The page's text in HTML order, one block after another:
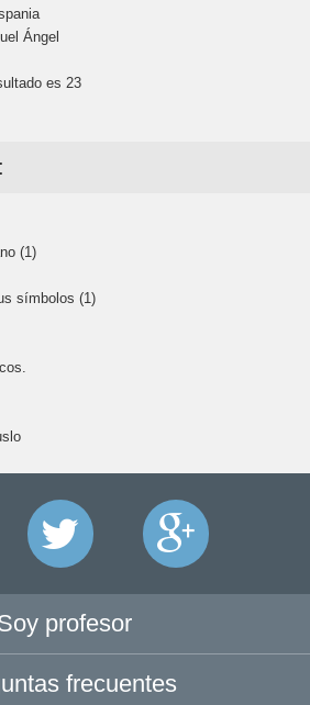
Ángel
es 23
(1)
símbolos (1)
profesor
frecuentes